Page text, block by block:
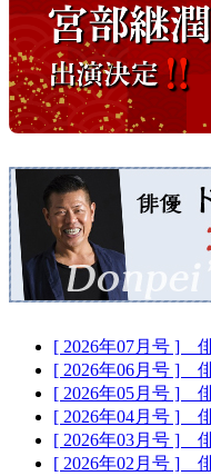
[ 2026年07月号 ]
[ 2026年06月号 ]
[ 2026年05月号 ]
[ 2026年04月号 ]
[ 2026年03月号 ]
[ 2026年02月号 ]